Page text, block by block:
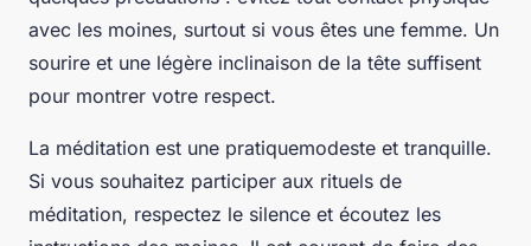
avec les moines, surtout si vous êtes une femme. Un
sourire et une légère inclinaison de la tête suffisent
pour montrer votre respect.
La méditation est une pratiquemodeste et tranquille.
Si vous souhaitez participer aux rituels de
méditation, respectez le silence et écoutez les